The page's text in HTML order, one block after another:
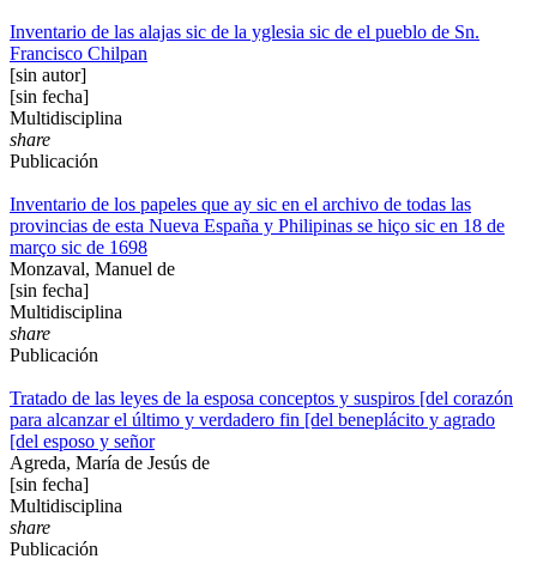
Inventario de las alajas sic de la yglesia sic de el pueblo de Sn.
Francisco Chilpan
[sin autor]
[sin fecha]
Multidisciplina
share
Publicación
Inventario de los papeles que ay sic en el archivo de todas las
provincias de esta Nueva España y Philipinas se hiço sic en 18 de
março sic de 1698
Monzaval, Manuel de
[sin fecha]
Multidisciplina
share
Publicación
Tratado de las leyes de la esposa conceptos y suspiros [del corazón
para alcanzar el último y verdadero fin [del beneplácito y agrado
[del esposo y señor
Agreda, María de Jesús de
[sin fecha]
Multidisciplina
share
Publicación